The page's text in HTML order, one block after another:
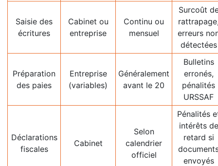
Saisie des
écritures
Cabinet ou
entreprise
Continu ou
mensuel
Surcoût
erreurs
détectées
Préparation
des paies
Entreprise
(variables)
Généralement
avant le 20
Bulletins
erronés,
pénalités
URSSAF
Déclarations
fiscales
Cabinet
Selon
calendrier
officiel
Pénalités
intérêts de
retard si
envoyés